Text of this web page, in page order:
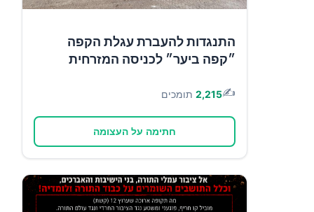
התנגדות להעברת עגלת הקפה
״קפה ביער״ לכניסה המזרחית
✍️
2,215 תומכים
חתימה על העצומה